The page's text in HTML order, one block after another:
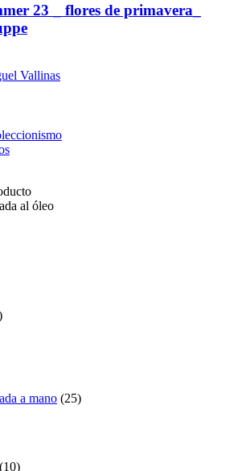
23 _ flores de primavera_
Vallinas
al óleo
a mano (25)
(10)